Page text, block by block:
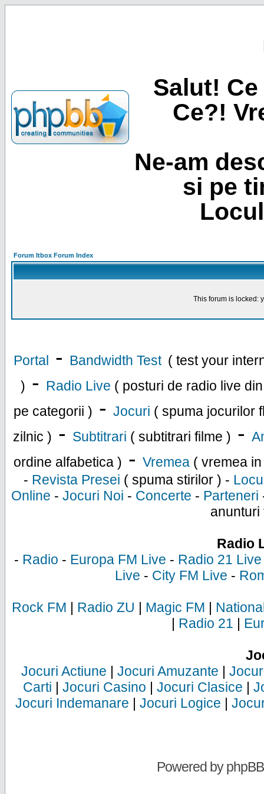
Salut!
Ce?!
Ne-am
si pe
Forum Itbox Forum Index
This forum is locked:
Portal - Bandwidth Test ( test your
) - Radio Live ( posturi de radio live
pe categorii ) - Jocuri ( spuma jocurilor
zilnic ) - Subtitrari ( subtitrari filme ) -
ordine alfabetica ) - Vremea ( vremea
- Revista Presei ( spuma stirilor ) -
Online - Jocuri Noi - Concerte - Parteneri
anunturi
Radio
- Radio - Europa FM Live - Radio 21 Live
Live - City FM Live -
Rock FM | Radio ZU | Magic FM |
| Radio 21 |
Jocuri Actiune | Jocuri Amuzante |
Carti | Jocuri Casino | Jocuri Clasice |
Jocuri Indemanare | Jocuri Logice |
Powered byphpBB